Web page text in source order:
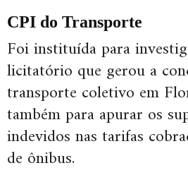
CPI do Transporte
Foi instituída para
licitatório que gerou a
transporte coletivo em
também para apurar os
indevidos nas tarifas
de ônibus.